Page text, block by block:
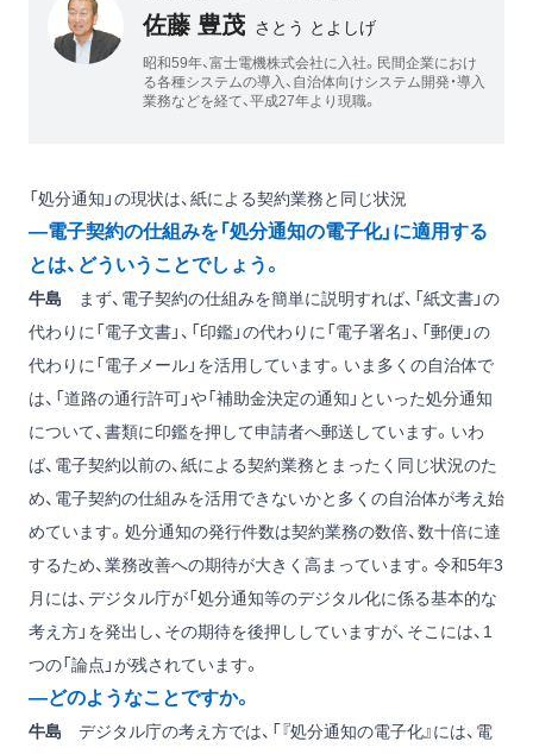
佐藤 豊茂 さとう とよしげ
昭和59年、富士電機株式会社に入社。民間企業におけ
る各種システムの導入、自治体向けシステム開発・導入
業務などを経て、平成27年より現職。
「処分通知」の現状は、紙による契約業務と同じ状況
―電子契約の仕組みを「処分通知の電子化」に適用する
とは、どういうことでしょう。
牛島 まず、電子契約の仕組みを簡単に説明すれば、「紙文書」の
代わりに「電子文書」、「印鑑」の代わりに「電子署名」、「郵便」の
代わりに「電子メール」を活用しています。いま多くの自治体で
は、「道路の通行許可」や「補助金決定の通知」といった処分通知
について、書類に印鑑を押して申請者へ郵送しています。いわ
ば、電子契約以前の、紙による契約業務とまったく同じ状況のた
め、電子契約の仕組みを活用できないかと多くの自治体が考え始
めています。処分通知の発行件数は契約業務の数倍、数十倍に達
するため、業務改善への期待が大きく高まっています。令和5年3
月には、デジタル庁が「処分通知等のデジタル化に係る基本的な
考え方」を発出し、その期待を後押ししていますが、そこには、1
つの「論点」が残されています。
―どのようなことですか。
牛島 デジタル庁の考え方では、「『処分通知の電子化』には、電